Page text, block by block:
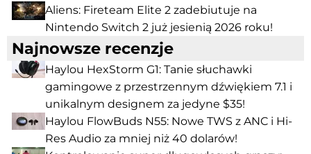
Aliens: Fireteam Elite 2 zadebiutuje na
Nintendo Switch 2 już jesienią 2026 roku!
Najnowsze recenzje
Haylou HexStorm G1: Tanie słuchawki
gamingowe z przestrzennym dźwiękiem 7.1 i
unikalnym designem za jedyne $35!
Haylou FlowBuds N55: Nowe TWS z ANC i Hi-
Res Audio za mniej niż 40 dolarów!